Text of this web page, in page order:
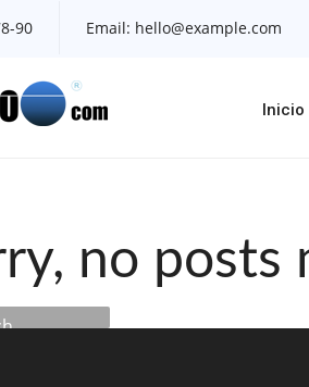
90 Email: hello@example.com
Inicio
no posts